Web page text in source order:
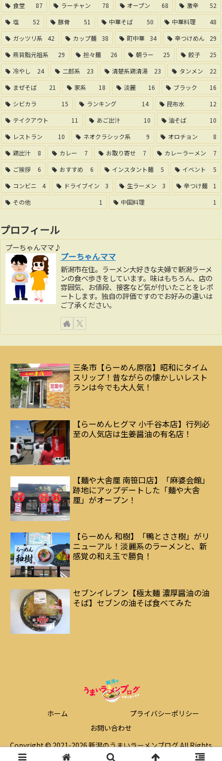
食堂
87 ラーチャン 78 オープン 68 激辛
52
塩
52 豚骨 51 中華そば 50 中華料理
48
ガッツリ系
42 カップ麺 38 町中華 34 辛つけめん
29
燕背脂元祖系
29 担々麺 26 朝ラー 25 餃子
25
冷やし
24 二郎系 23 清楚系鶏清湯 23 タンメン
22
まぜそば
21 家系 18 淡麗 16 ブラック
16
シビカラ
15 ランキング 14 昆布水
12
テイクアウト
11 あご出汁 10 油そば
10
レストラン
10 ネオクラシック系 9 オロチョン
8
鶏出汁
8 カレー 7 お取り寄せ 7 カレーラーメン
7
ご挨拶
6 おすすめ 6 インスタント麺 5 イベント
5
コンビニ
4 ドライブイン 3 生ラーメン 3 辛つけ麺
1
その他
1 中国料理 1
プロフィール
プーちゃんママ♪
プーちゃんママ
新潟市在住。ラーメン大好きな夫婦で新潟ラーメ
ンの食べ歩きをしています。味はもちろん、店の
雰囲気、お値段、接客など気が付いたことをレポ
ートします。独自の評価ですのでお好みの違いは
ご了承ください。
三条市【らーめん原宿】昭和にタイム
スリップ！昔ながらの懐かしいレスト
ランは今でも大人気！
【らーめんヒグマ 小千谷本店】行列必
至の人気店は生姜醤油の有名店！
【麺や大舎厘 南笹口店】「麻婆会館」
跡地にアップデートした「麺や大舎
厘」がオープン！
【らーめん 和樹】「鴨とささ樹」がリ
ニューアル！淡麗系のラーメンと、新
感覚の和え玉で勝負！
セブンイレブン【極太麺 濃厚醤油の油
そば】セブンの油そば食べてみた
ホーム
プライバシーポリシー
お問い合わせ
Copyright © 2021-2026 新潟のうまいラーメンブログ All Rights
Reserved.